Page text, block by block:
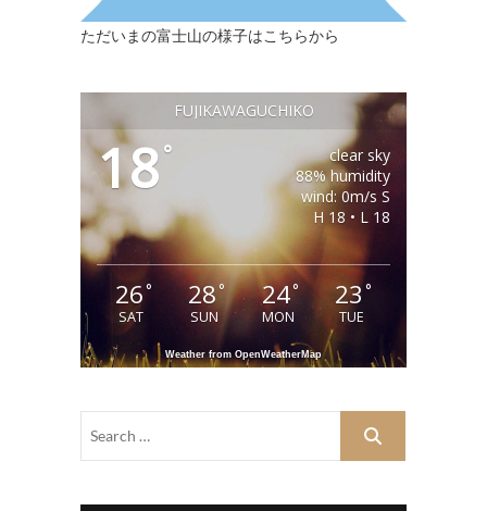
ただいまの富士山の様子はこちらから
FUJIKAWAGUCHIKO
18°
clear sky
88% humidity
wind: 0m/s S
H 18 • L 18
26°
SAT
28°
SUN
24°
MON
23°
TUE
Weather from OpenWeatherMap